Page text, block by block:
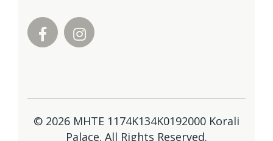
© 2026 ΜΗΤΕ 1174Κ134Κ0192000 Korali
Palace. All Rights Reserved.